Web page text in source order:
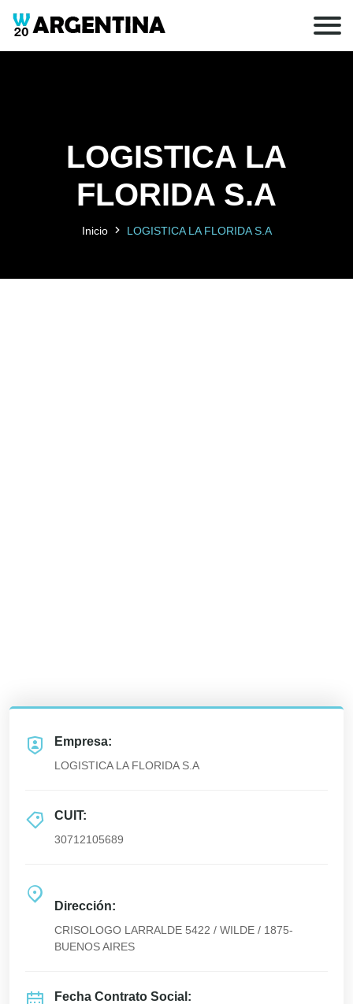
LOGISTICA LA
FLORIDA S.A
Inicio LOGISTICA LA FLORIDA S.A
Empresa:
LOGISTICA LA FLORIDA S.A
CUIT:
30712105689
Dirección:
CRISOLOGO LARRALDE 5422 / WILDE / 1875-
BUENOS AIRES
Fecha Contrato Social: